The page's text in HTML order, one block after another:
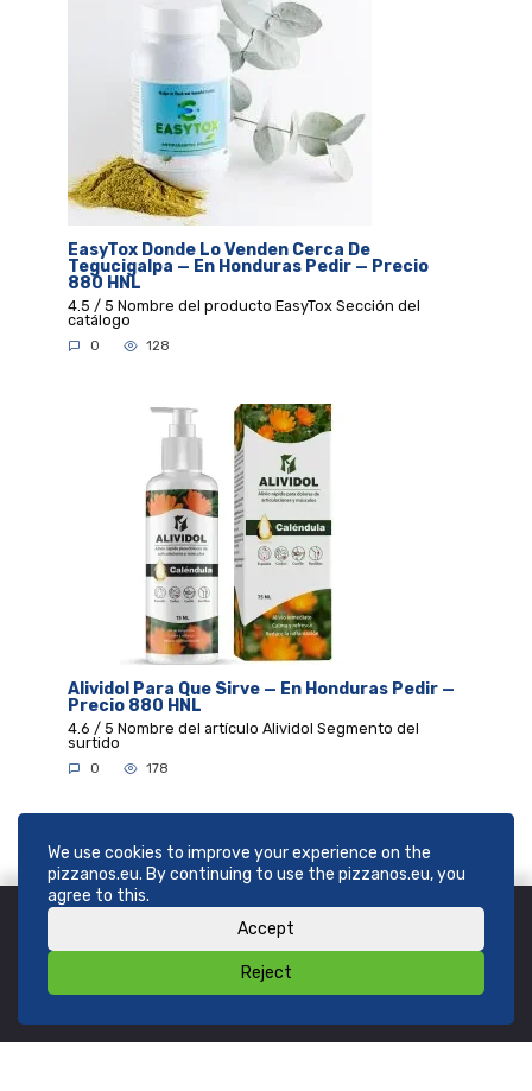
We use cookies to improve your experience on the
pizzanos.eu. By continuing to use the pizzanos.eu, you
agree to this.
Accept
Reject
EasyTox Donde Lo Venden Cerca De
Tegucigalpa — En Honduras Pedir — Precio
880 HNL
4.5 / 5 Nombre del producto EasyTox Sección del
catálogo
0 128
Alividol Para Que Sirve — En Honduras Pedir —
Precio 880 HNL
4.6 / 5 Nombre del artículo Alividol Segmento del
surtido
0 178
© 2025pizzanos.eu. All rights reserved.